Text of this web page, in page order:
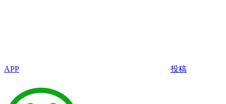
APP 投稿